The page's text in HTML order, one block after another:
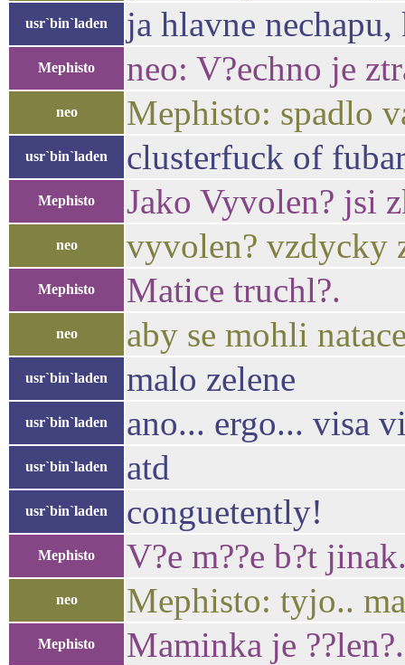
usr`bin`laden ja hlavne
Mephisto neo: V?echno je
neo Mephisto: spadlo
usr`bin`laden clusterfuck of
Mephisto Jako Vyvolen? jsi
neo vyvolen? vzdycky
Mephisto Matice truchl?.
neo aby se mohli
usr`bin`laden malo zelene
usr`bin`laden ano... ergo... visa
usr`bin`laden atd
usr`bin`laden conguetently!
Mephisto V?e m??e b?t
neo Mephisto: tyjo..
Mephisto Maminka je ??len?.